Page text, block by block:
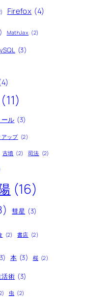
Firefox (4)
MathJax (2)
(3)
(11)
ル (3)
アップ (2)
古墳 (2) 司法 (2)
(16)
彗星 (3)
(2) 書店 (2)
本 (3) 桜 (2)
活術 (3)
虫 (2)